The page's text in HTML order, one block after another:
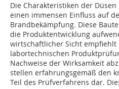
Die Charakteristiken der
einen immensen Einfluss auf
Brandbekämpfung. Diese
die Produktentwicklung
wirtschaftlicher Sicht empfiehlt
labortechnischen
Nachweise der Wirksamkeit
stellen erfahrungsgemäß den
Teil des Prüfverfahrens dar.